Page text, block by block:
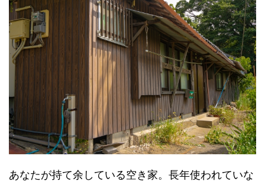
あなたが持て余している空き家。長年使われていな